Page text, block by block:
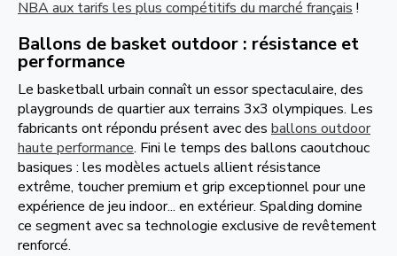
NBA aux tarifs les plus compétitifs du marché français !
Ballons de basket outdoor : résistance et
performance
Le basketball urbain connaît un essor spectaculaire, des
playgrounds de quartier aux terrains 3x3 olympiques. Les
fabricants ont répondu présent avec des ballons outdoor
haute performance. Fini le temps des ballons caoutchouc
basiques : les modèles actuels allient résistance
extrême, toucher premium et grip exceptionnel pour une
expérience de jeu indoor... en extérieur. Spalding domine
ce segment avec sa technologie exclusive de revêtement
renforcé.